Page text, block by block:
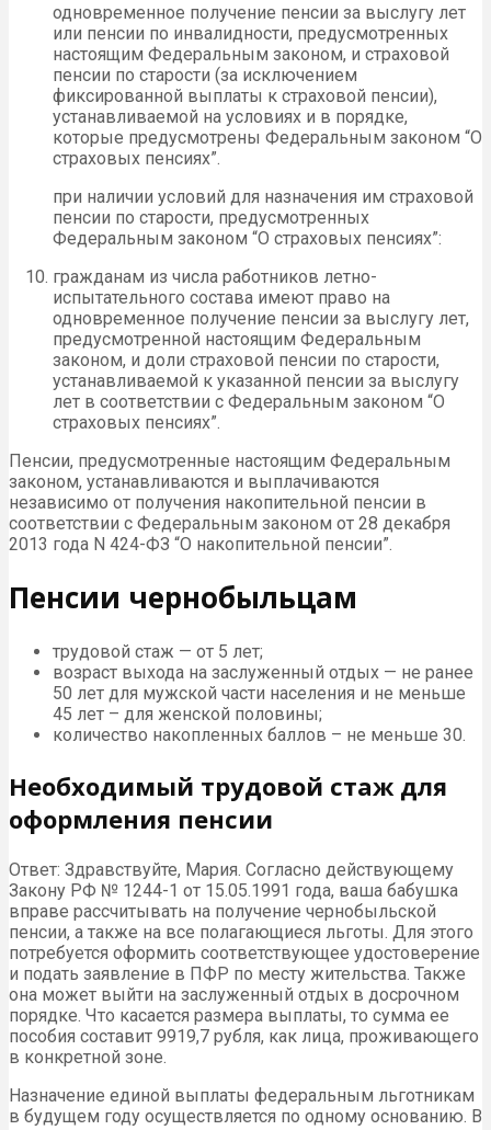
одновременное получение пенсии за выслугу лет
или пенсии по инвалидности, предусмотренных
настоящим Федеральным законом, и страховой
пенсии по старости (за исключением
фиксированной выплаты к страховой пенсии),
устанавливаемой на условиях и в порядке,
которые предусмотрены Федеральным законом “О
страховых пенсиях”.
при наличии условий для назначения им страховой
пенсии по старости, предусмотренных
Федеральным законом “О страховых пенсиях”:
гражданам из числа работников летно-
испытательного состава имеют право на
одновременное получение пенсии за выслугу лет,
предусмотренной настоящим Федеральным
законом, и доли страховой пенсии по старости,
устанавливаемой к указанной пенсии за выслугу
лет в соответствии с Федеральным законом “О
страховых пенсиях”.
Пенсии, предусмотренные настоящим Федеральным
законом, устанавливаются и выплачиваются
независимо от получения накопительной пенсии в
соответствии с Федеральным законом от 28 декабря
2013 года N 424-ФЗ “О накопительной пенсии”.
Пенсии чернобыльцам
трудовой стаж — от 5 лет;
возраст выхода на заслуженный отдых — не ранее
50 лет для мужской части населения и не меньше
45 лет – для женской половины;
количество накопленных баллов – не меньше 30.
Необходимый трудовой стаж для
оформления пенсии
Ответ: Здравствуйте, Мария. Согласно действующему
Закону РФ № 1244-1 от 15.05.1991 года, ваша бабушка
вправе рассчитывать на получение чернобыльской
пенсии, а также на все полагающиеся льготы. Для этого
потребуется оформить соответствующее удостоверение
и подать заявление в ПФР по месту жительства. Также
она может выйти на заслуженный отдых в досрочном
порядке. Что касается размера выплаты, то сумма ее
пособия составит 9919,7 рубля, как лица, проживающего
в конкретной зоне.
Назначение единой выплаты федеральным льготникам
в будущем году осуществляется по одному основанию. В